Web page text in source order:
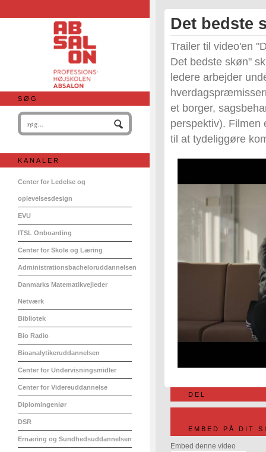
SØG
KANALER
Center for Ledelse og
oplevelsesdesign
EVU
ITSL Onboarding
Center for Skole og Læring
Administrationsbacheloruddannelsen
Danmarks Matematikvejleder
Netværk
Bibliotek
Bio Radio
Bioanalytikeruddannelsen
Center for Undervisningsmidler
Center for Videreuddannelse
Diplomingeniør
DSR
Ernæring og Sundhedsuddannelsen
Det bedste
Trailer til video'en
Det bedste skøn"
ledere arbejder
et borger,
perspektiv). Filmen
til at tydeliggøre
DEL
EMBED PÅ DIT
Embed denne video